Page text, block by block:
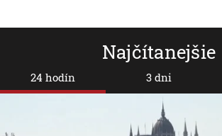
Najčítanejšie
24 hodín 3 dni